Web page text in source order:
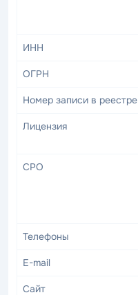
ИНН
ОГРН
Номер записи в реестре
Лицензия
СРО
Телефоны
E-mail
Сайт